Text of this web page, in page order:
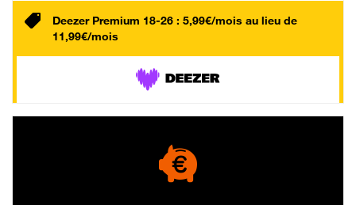
Deezer Premium 18-26 : 5,99€/mois au lieu de
11,99€/mois